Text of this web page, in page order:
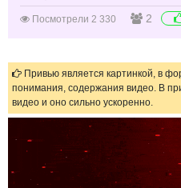
Посмотрели 2 330 2
Привью является картинкой, в
понимания, содержания видео. В
видео и оно сильно ускоренно.